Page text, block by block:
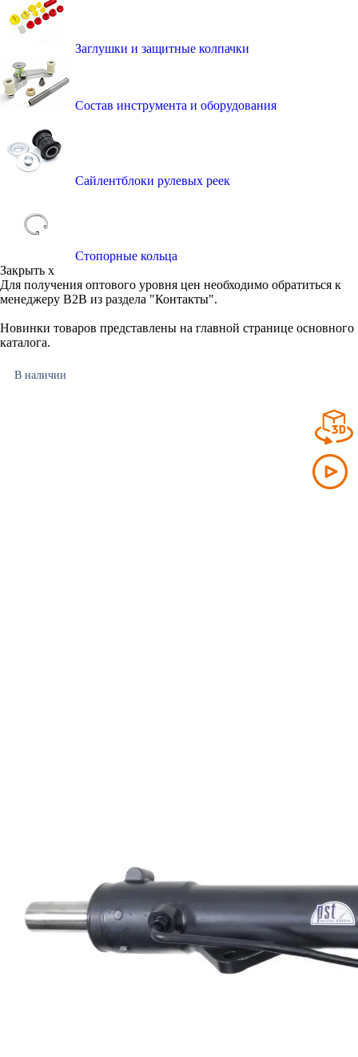
Заглушки и защитные колпачки
Состав инструмента и оборудования
Сайлентблоки рулевых реек
Стопорные кольца
Закрыть x
Для получения оптового уровня цен необходимо обратиться к
менеджеру B2B из раздела "Контакты".
Новинки товаров представлены на главной странице основного
каталога.
В наличии